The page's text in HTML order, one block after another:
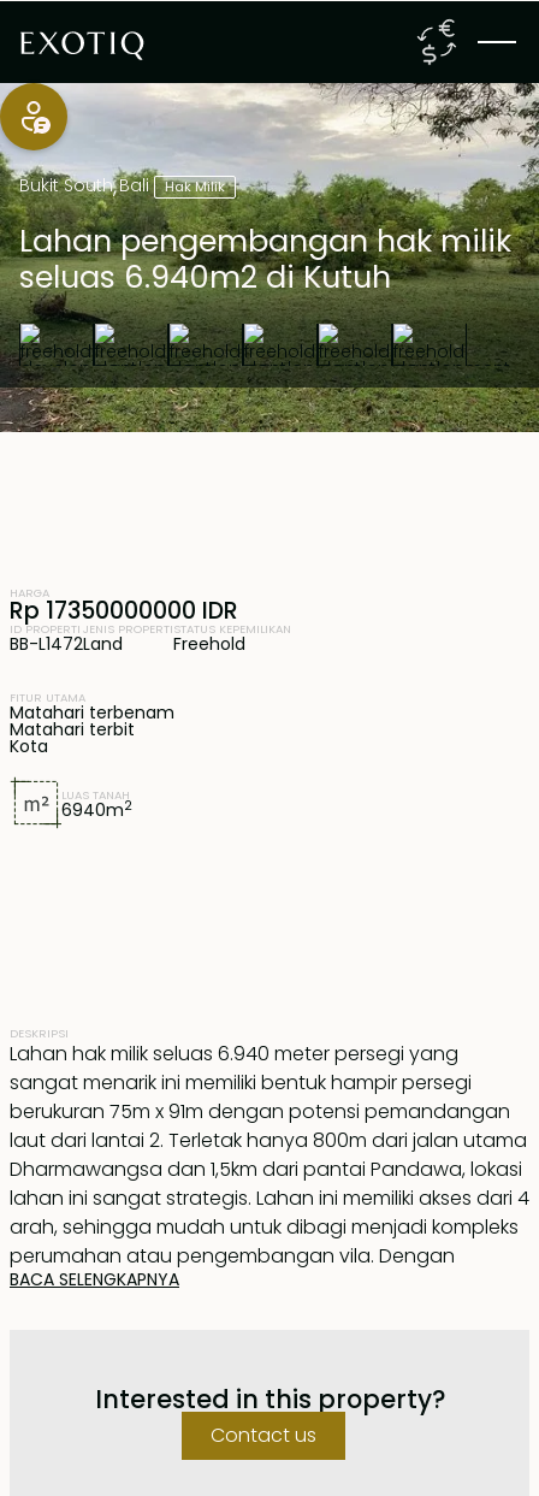
Bukit South,Bali Hak Milik
Lahan pengembangan hak milik
seluas 6.940m2 di Kutuh
LUAS TANAH
6940m2
DESKRIPSI
Lahan hak milik seluas 6.940 meter persegi yang
sangat menarik ini memiliki bentuk hampir persegi
berukuran 75m x 91m dengan potensi pemandangan
laut dari lantai 2. Terletak hanya 800m dari jalan utama
Dharmawangsa dan 1,5km dari pantai Pandawa, lokasi
lahan ini sangat strategis. Lahan ini memiliki akses dari 4
arah, sehingga mudah untuk dibagi menjadi kompleks
perumahan atau pengembangan vila. Dengan
kombinasi kontur tanah datar dan landai, lahan ini
BACA SELENGKAPNYA
HARGA
Rp 17350000000 IDR
ID PROPERTI
BB-L1472
JENIS PROPERTI
Land
STATUS KEPEMILIKAN
Freehold
FITUR UTAMA
Matahari terbenam
Matahari terbit
Kota
Interested in this property?
Contact us